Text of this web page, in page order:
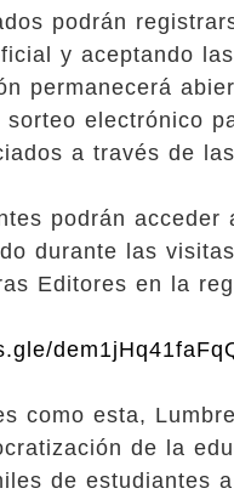
podrán
y aceptando
permanecerá
sorteo electrónico
a través de
podrán
durante las
Editores en la
como esta,
de la
de estudiantes